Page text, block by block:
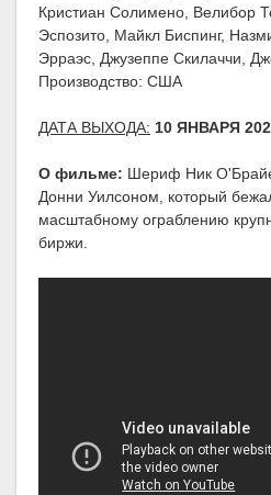
Кристиан Солимено, Велибор
Эспозито, Майкл Биспинг,
Эрраэс, Джузеппе Скилаччи,
Производство: США
ДАТА ВЫХОДА: 10 ЯНВАРЯ
О фильме: Шериф Ник
Донни Уилсоном, который
масштабному ограблению
биржи.